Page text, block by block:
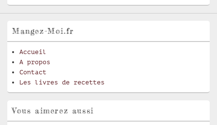
Mangez-Moi.fr
Accueil
A propos
Contact
Les livres de recettes
Vous aimerez aussi